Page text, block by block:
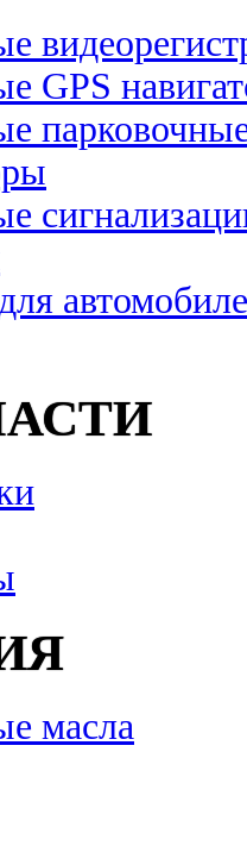
GPS
масла